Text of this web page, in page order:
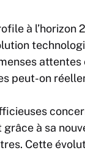
à l’horizon
peut-on
à sa
Cette